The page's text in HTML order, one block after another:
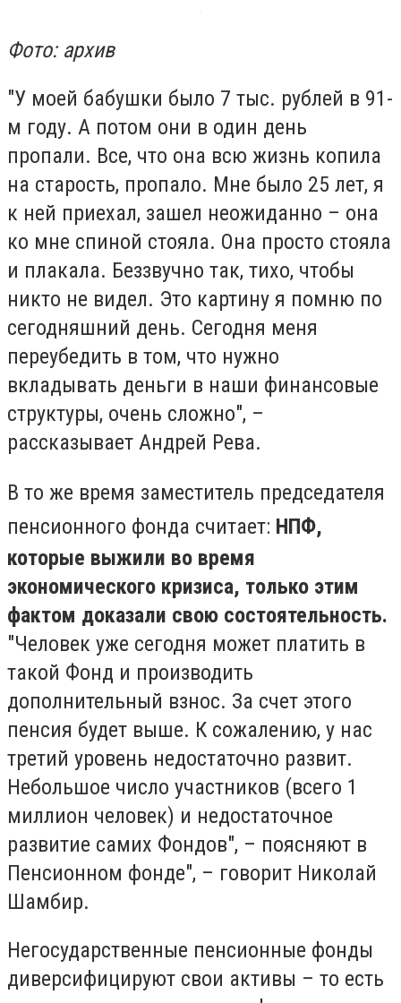
Фото: архив
"У моей бабушки было 7 тыс. рублей в 91-
м году. А потом они в один день
пропали. Все, что она всю жизнь копила
на старость, пропало. Мне было 25 лет, я
к ней приехал, зашел неожиданно – она
ко мне спиной стояла. Она просто стояла
и плакала. Беззвучно так, тихо, чтобы
никто не видел. Это картину я помню по
сегодняшний день. Сегодня меня
переубедить в том, что нужно
вкладывать деньги в наши финансовые
структуры, очень сложно", –
рассказывает Андрей Рева.
В то же время заместитель председателя
пенсионного фонда считает: НПФ,
которые выжили во время
экономического кризиса, только этим
фактом доказали свою состоятельность.
"Человек уже сегодня может платить в
такой Фонд и производить
дополнительный взнос. За счет этого
пенсия будет выше. К сожалению, у нас
третий уровень недостаточно развит.
Небольшое число участников (всего 1
миллион человек) и недостаточное
развитие самих Фондов", – поясняют в
Пенсионном фонде", – говорит Николай
Шамбир.
Негосударственные пенсионные фонды
диверсифицируют свои активы – то есть